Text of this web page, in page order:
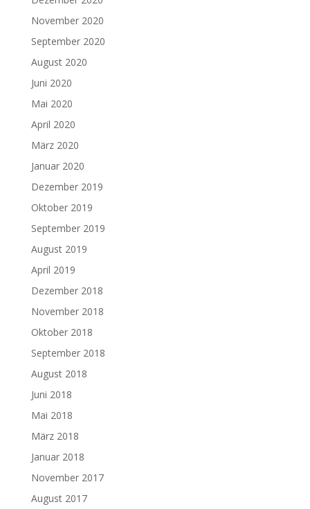
November 2020
September 2020
August 2020
Juni 2020
Mai 2020
April 2020
März 2020
Januar 2020
Dezember 2019
Oktober 2019
September 2019
August 2019
April 2019
Dezember 2018
November 2018
Oktober 2018
September 2018
August 2018
Juni 2018
Mai 2018
März 2018
Januar 2018
November 2017
August 2017